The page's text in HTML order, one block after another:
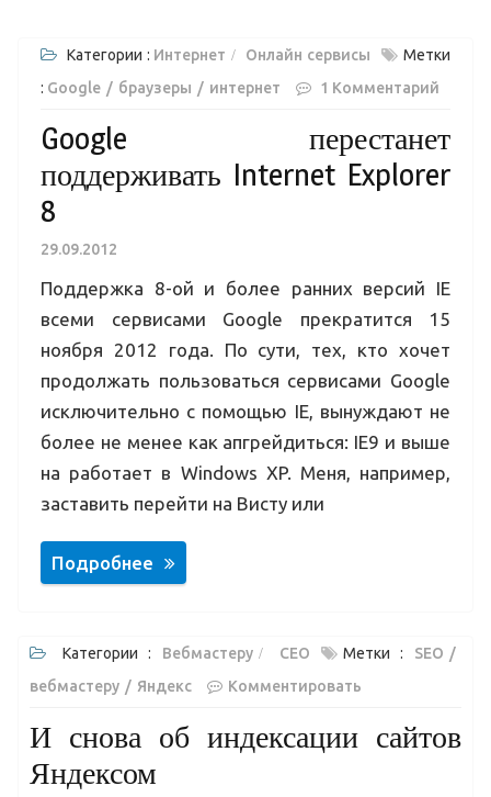
Категории : Интернет Онлайн сервисы
Метки
: Google браузеры интернет 1 Комментарий
Google перестанет
поддерживать Internet Explorer
8
29.09.2012
Поддержка 8-ой и более ранних версий IE
всеми сервисами Google прекратится 15
ноября 2012 года. По сути, тех, кто хочет
продолжать пользоваться сервисами Google
исключительно с помощью IE, вынуждают не
более не менее как апгрейдиться: IE9 и выше
на работает в Windows XP. Меня, например,
заставить перейти на Висту или
Подробнее
Категории : Вебмастеру СЕО Метки : SEO
вебмастеру
Яндекс Комментировать
И снова об индексации сайтов
Яндексом